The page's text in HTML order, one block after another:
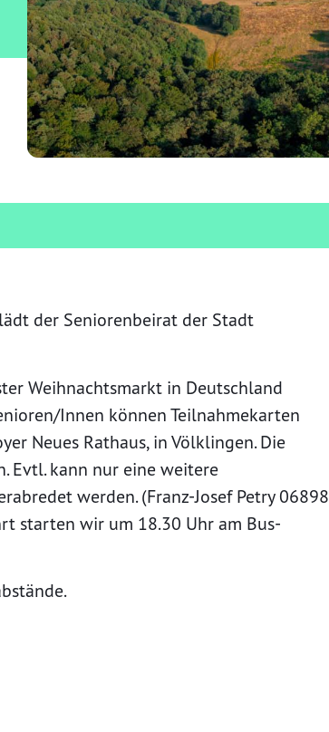
der Seniorenbeirat der Stadt
Weihnachtsmarkt in Deutschland
Innen können Teilnahmekarten
Neues Rathaus, in Völklingen. Die
Evtl. kann nur eine weitere
werden. (Franz-Josef Petry 06898
starten wir um 18.30 Uhr am Bus-